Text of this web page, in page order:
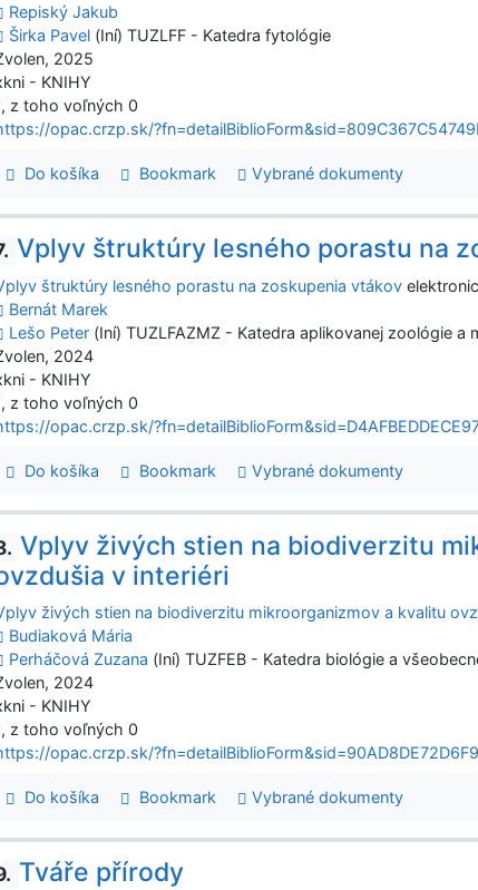
Repiský Jakub
Širka Pavel (Iní) TUZLFF - Katedra fytológie
2025
- KNIHY
z toho voľných 0
opac.crzp.sk/
Do košíka Bookmark Vybrané dokumenty
Vplyv štruktúry lesného porastu na
štruktúry lesného porastu na zoskupenia vtákov
Bernát Marek
Lešo Peter (Iní) TUZLFAZMZ - Katedra aplikovanej zoológie a
2024
- KNIHY
z toho voľných 0
opac.crzp.sk/
Do košíka Bookmark Vybrané dokumenty
Vplyv živých stien na biodiverzitu
v interiéri
živých stien na biodiverzitu mikroorganizmov a kvalitu
Budiaková Mária
Perháčová Zuzana (Iní) TUZFEB - Katedra biológie a
2024
- KNIHY
z toho voľných 0
opac.crzp.sk/
Do košíka Bookmark Vybrané dokumenty
Tváře přírody